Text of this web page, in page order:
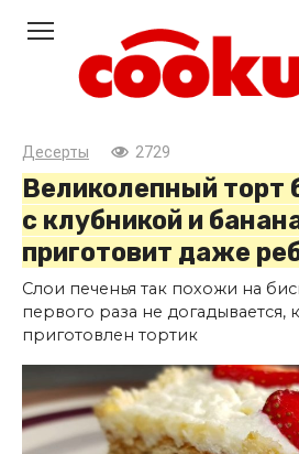
контенту
Десерты 2729
Великолепный торт
с клубникой и
приготовит даже
Слои печенья так похожи на
первого раза не догадывается,
приготовлен тортик